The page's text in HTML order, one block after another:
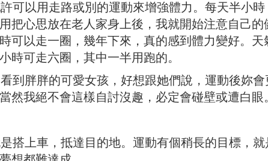
以用走路或別的運動來增強體力。每天半小時
把心思放在老人家身上後，我就開始注意自己
可以走一圈，幾年下來，真的感到體力變好。天
時可走六圈，其中一半用跑的。
胖胖的可愛女孩，好想跟她們說，運動後妳會
然我絕不會這樣自討沒趣，必定會碰壁或遭白眼
上車，抵達目的地。運動有個稍長的目標，就